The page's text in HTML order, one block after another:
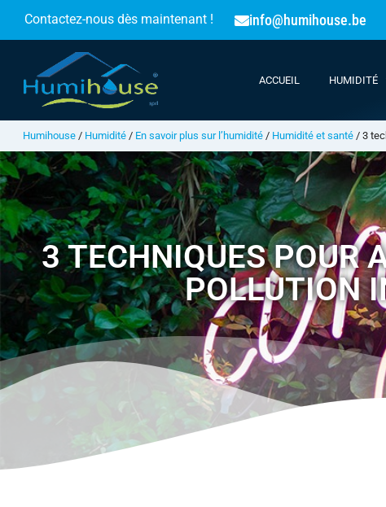
Contactez-nous dès maintenant ! info@humihouse.be
ACCUEIL HUMIDITÉ
Humihouse / Humidité / En savoir plus sur l’humidité / Humidité et santé / 3
3 TECHNIQUES POUR
POLLUTION